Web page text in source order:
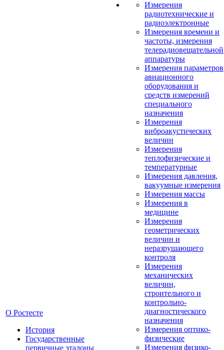
О Ростесте
История
Государственные
первичные эталоны
Измерения
радиотехнические и
радиоэлектронные
Измерения времени и
частоты, измерения
телерадиовещательной
аппаратуры
Измерения параметров
авиационного
оборудования и
средств измерений
специального
назначения
Измерения
виброакустических
величин
Измерения
теплофизические и
температурные
Измерения давления,
вакуумные измерения
Измерения массы
Измерения в
медицине
Измерения
геометрических
величин и
неразрушающего
контроля
Измерения
механических
величин,
строительного и
контрольно-
диагностического
назначения
Измерения оптико-
физические
Измерения физико-